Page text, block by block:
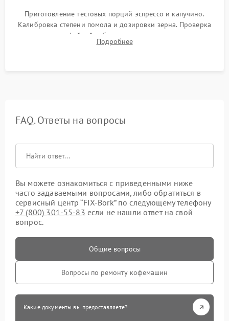
Приготовление тестовых порций эспрессо и капучино.
Калибровка степени помола и дозировки зерна. Проверка
плотности кофейной таблетки, температуры напитка и
качества молочной пены. Контроль отсутствия посторонних
Подробнее
FAQ. Ответы на вопросы
Вы можете ознакомиться с приведенными ниже
часто задаваемыми вопросами, либо обратиться в
сервисный центр “FIX-Bork” по следующему телефону
+7 (800) 301-55-83 если не нашли ответ на свой
вопрос.
Общие вопросы
Вопросы по ремонту кофемашин
Какие документы вы предоставляете?